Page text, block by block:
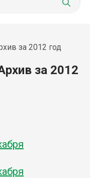
за 2012 год
за 2012